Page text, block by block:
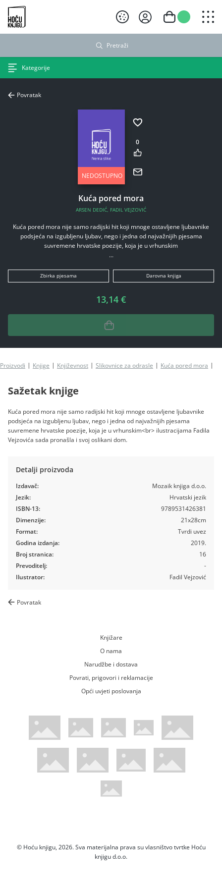
Hoću knjigu crni logo
Pretraži
Kategorije
Povratak
NEDOSTUPNO
0
Kuća pored mora
ARSEN DEDIĆ FADIL VEJZOVIĆ
Kuća pored mora nije samo radijski hit koji mnoge ostavljene ljubavnike
podsjeća na izgubljenu ljubav, nego i jedna od najvažnijih pjesama
suvremene hrvatske poezije, koja je u vrhunskim
...
Zbirka pjesama Darovna knjiga
13,14 €
Proizvodi Knjige Književnost Slikovnice za odrasle Kuća pored mora
Sažetak knjige
Kuća pored mora nije samo radijski hit koji mnoge ostavljene ljubavnike
podsjeća na izgubljenu ljubav, nego i jedna od najvažnijih pjesama
suvremene hrvatske poezije, koja je u vrhunskim<br> ilustracijama Fadila
Vejzovića sada pronašla i svoj oslikani dom.
Detalji proizvoda
Izdavač:
Jezik:
ISBN-13:
Dimenzije:
Format:
Godina izdanja:
Broj stranica:
Prevoditelj:
Ilustrator:
Mozaik knjiga d.o.o.
Hrvatski jezik
9789531426381
21x28cm
Tvrdi uvez
2019.
16
-
Fadil Vejzović
Povratak
Knjižare
O nama
Narudžbe i dostava
Povrati, prigovori i reklamacije
Opći uvjeti poslovanja
WsPay web stranicaMaestro web stranicaMastercard web stranicaAmerican Express web stranica
Visa web stranica
Diners web stranicaTrustwave certificiranoMastercard sigurnosni kod web
Pci Dss certificirano
Verified by Visa web stranica
© Hoću knjigu, 2026. Sva materijalna prava su vlasništvo tvrtke Hoću
knjigu d.o.o.